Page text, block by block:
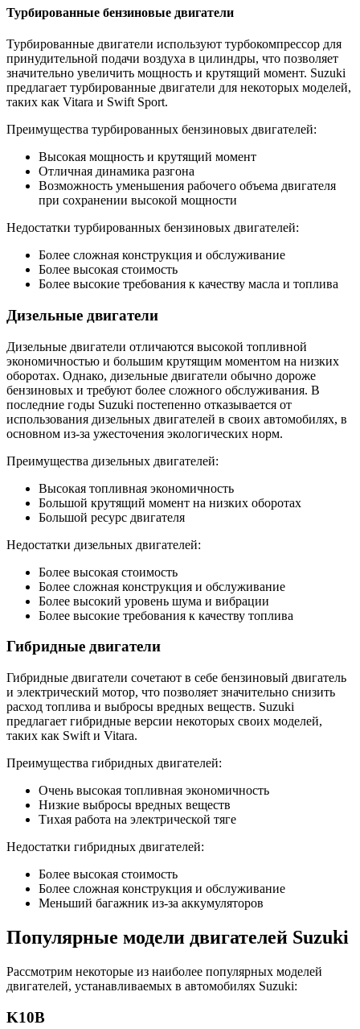
Турбированные бензиновые двигатели
Турбированные двигатели используют турбокомпрессор для
принудительной подачи воздуха в цилиндры, что позволяет
значительно увеличить мощность и крутящий момент. Suzuki
предлагает турбированные двигатели для некоторых моделей,
таких как Vitara и Swift Sport.
Преимущества турбированных бензиновых двигателей:
Высокая мощность и крутящий момент
Отличная динамика разгона
Возможность уменьшения рабочего объема двигателя
при сохранении высокой мощности
Недостатки турбированных бензиновых двигателей:
Более сложная конструкция и обслуживание
Более высокая стоимость
Более высокие требования к качеству масла и топлива
Дизельные двигатели
Дизельные двигатели отличаются высокой топливной
экономичностью и большим крутящим моментом на низких
оборотах. Однако, дизельные двигатели обычно дороже
бензиновых и требуют более сложного обслуживания. В
последние годы Suzuki постепенно отказывается от
использования дизельных двигателей в своих автомобилях, в
основном из-за ужесточения экологических норм.
Преимущества дизельных двигателей:
Высокая топливная экономичность
Большой крутящий момент на низких оборотах
Большой ресурс двигателя
Недостатки дизельных двигателей:
Более высокая стоимость
Более сложная конструкция и обслуживание
Более высокий уровень шума и вибрации
Более высокие требования к качеству топлива
Гибридные двигатели
Гибридные двигатели сочетают в себе бензиновый двигатель
и электрический мотор, что позволяет значительно снизить
расход топлива и выбросы вредных веществ. Suzuki
предлагает гибридные версии некоторых своих моделей,
таких как Swift и Vitara.
Преимущества гибридных двигателей:
Очень высокая топливная экономичность
Низкие выбросы вредных веществ
Тихая работа на электрической тяге
Недостатки гибридных двигателей:
Более высокая стоимость
Более сложная конструкция и обслуживание
Меньший багажник из-за аккумуляторов
Популярные модели двигателей Suzuki
Рассмотрим некоторые из наиболее популярных моделей
двигателей, устанавливаемых в автомобилях Suzuki:
K10B